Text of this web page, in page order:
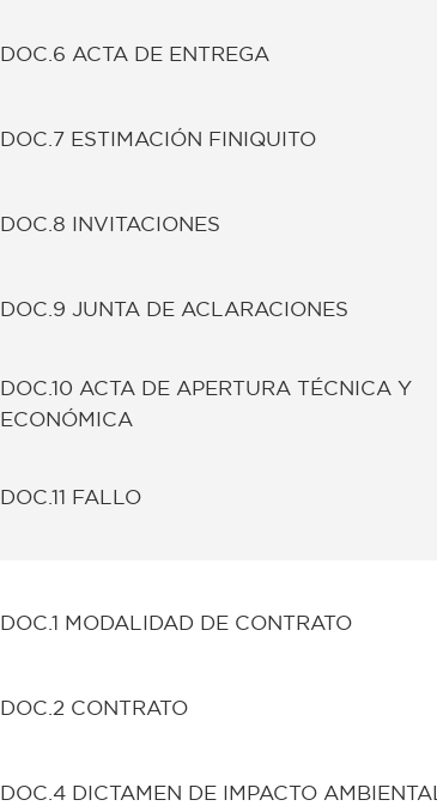
DOC.6 ACTA DE ENTREGA
DOC.7 ESTIMACIÓN FINIQUITO
DOC.8 INVITACIONES
DOC.9 JUNTA DE ACLARACIONES
DOC.10 ACTA DE APERTURA TÉCNICA Y
ECONÓMICA
DOC.11 FALLO
DOC.1 MODALIDAD DE CONTRATO
DOC.2 CONTRATO
DOC.4 DICTAMEN DE IMPACTO AMBIENTAL